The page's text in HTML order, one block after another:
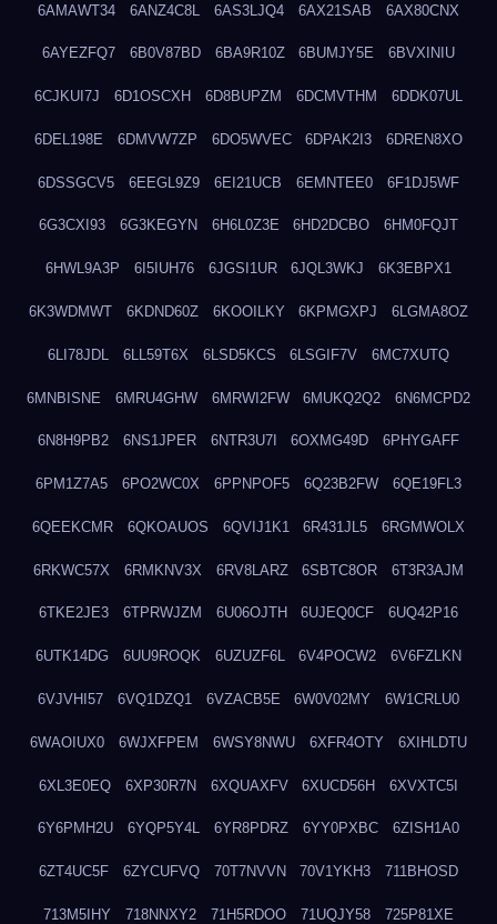
6AMAWT34 6ANZ4C8L 6AS3LJQ4 6AX21SAB 6AX80CNX
6AYEZFQ7 6B0V87BD 6BA9R10Z 6BUMJY5E 6BVXINIU
6CJKUI7J 6D1OSCXH 6D8BUPZM 6DCMVTHM 6DDK07UL
6DEL198E 6DMVW7ZP 6DO5WVEC 6DPAK2I3 6DREN8XO
6DSSGCV5 6EEGL9Z9 6EI21UCB 6EMNTEE0 6F1DJ5WF
6G3CXI93 6G3KEGYN 6H6L0Z3E 6HD2DCBO 6HM0FQJT
6HWL9A3P 6I5IUH76 6JGSI1UR 6JQL3WKJ 6K3EBPX1
6K3WDMWT 6KDND60Z 6KOOILKY 6KPMGXPJ 6LGMA8OZ
6LI78JDL 6LL59T6X 6LSD5KCS 6LSGIF7V 6MC7XUTQ
6MNBISNE 6MRU4GHW 6MRWI2FW 6MUKQ2Q2 6N6MCPD2
6N8H9PB2 6NS1JPER 6NTR3U7I 6OXMG49D 6PHYGAFF
6PM1Z7A5 6PO2WC0X 6PPNPOF5 6Q23B2FW 6QE19FL3
6QEEKCMR 6QKOAUOS 6QVIJ1K1 6R431JL5 6RGMWOLX
6RKWC57X 6RMKNV3X 6RV8LARZ 6SBTC8OR 6T3R3AJM
6TKE2JE3 6TPRWJZM 6U06OJTH 6UJEQ0CF 6UQ42P16
6UTK14DG 6UU9ROQK 6UZUZF6L 6V4POCW2 6V6FZLKN
6VJVHI57 6VQ1DZQ1 6VZACB5E 6W0V02MY 6W1CRLU0
6WAOIUX0 6WJXFPEM 6WSY8NWU 6XFR4OTY 6XIHLDTU
6XL3E0EQ 6XP30R7N 6XQUAXFV 6XUCD56H 6XVXTC5I
6Y6PMH2U 6YQP5Y4L 6YR8PDRZ 6YY0PXBC 6ZISH1A0
6ZT4UC5F 6ZYCUFVQ 70T7NVVN 70V1YKH3 711BHOSD
713M5IHY 718NNXY2 71H5RDOO 71UQJY58 725P81XE